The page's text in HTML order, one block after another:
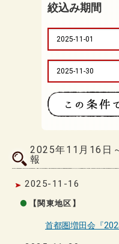
絞込み期間
2025年11月16日
報
2025-11-16
【関東地区】
首都圏増田会『